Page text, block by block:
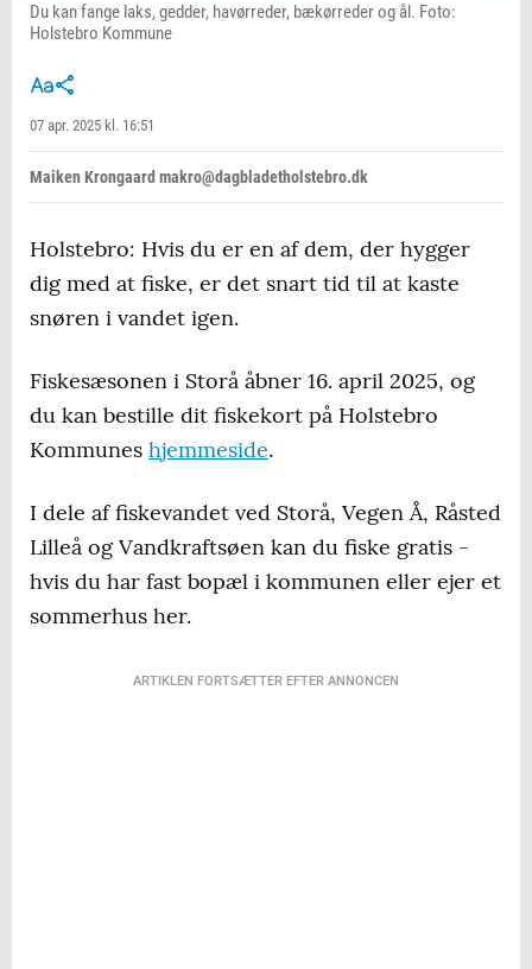
Du kan fange laks, gedder, havørreder, bækørreder og ål. Foto:
Holstebro Kommune
07 apr. 2025 kl. 16:51
Maiken Krongaard makro@dagbladetholstebro.dk
Holstebro: Hvis du er en af dem, der hygger
dig med at fiske, er det snart tid til at kaste
snøren i vandet igen.
Fiskesæsonen i Storå åbner 16. april 2025, og
du kan bestille dit fiskekort på Holstebro
Kommunes hjemmeside.
I dele af fiskevandet ved Storå, Vegen Å, Råsted
Lilleå og Vandkraftsøen kan du fiske gratis -
hvis du har fast bopæl i kommunen eller ejer et
sommerhus her.
ARTIKLEN FORTSÆTTER EFTER ANNONCEN